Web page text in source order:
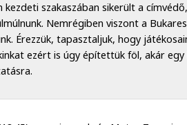
kezdeti szakaszában sikerült a
Nemrégiben viszont a
Érezzük, tapasztaljuk, hogy
ezért is úgy építettük föl, akár